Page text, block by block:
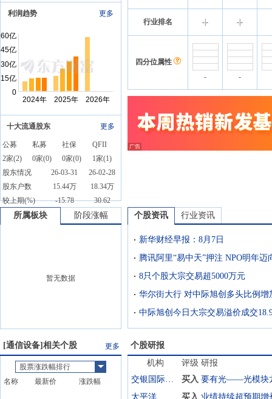
利润趋势 更多
十大流通股东 更多
公募 私募 社保
QFII
2家(2) 0家(0) 0家(0) 1家(1)
股东情况
26-03-31
26-02-28
股东户数
15.44万
18.34万
较上期(%)
-15.78 30.62
行业排名 -- --
四分位属性
-
-
所属板块 阶段涨幅
暂无数据
个股资讯 行业资讯
新华财经早报：8月7日
8只个股大宗交易超5000万元
华尔街大行 对中际旭创多头比例增
[通信设备]相关个股 更多
股票涨跌幅排行
名称
最新价 涨跌幅
个股研报
机构
评级 研报
交银国际证券
买入
太平洋
买入